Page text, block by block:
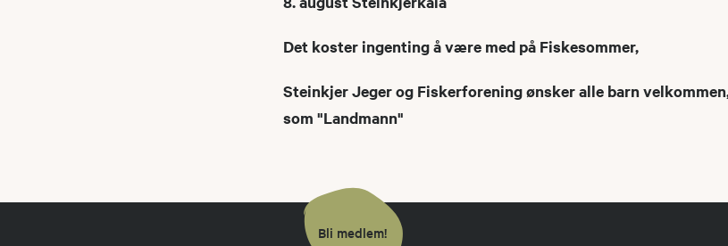
Det koster ingenting å være med på Fiskesommer,
Steinkjer Jeger og Fiskerforening ønsker alle barn
som "Landmann"
Bli medlem!